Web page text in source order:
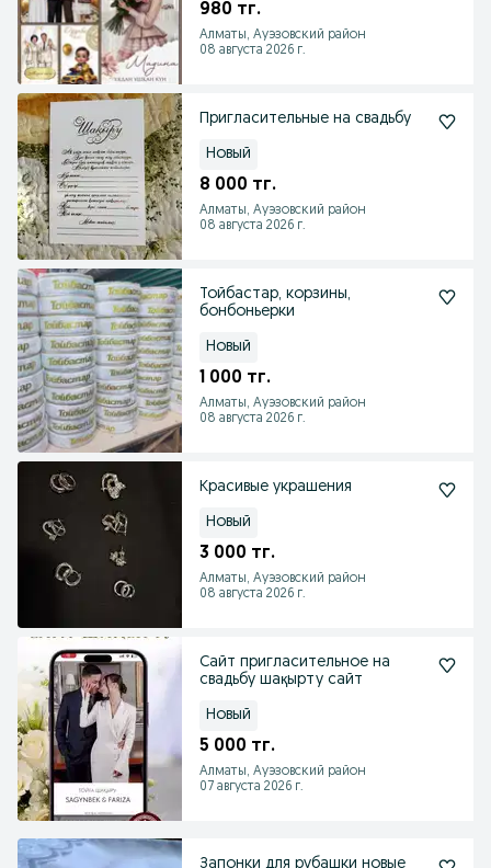
980 тг.
Алматы, Ауэзовский район
08 августа 2026 г.
Пригласительные на свадьбу
Новый
8 000 тг.
Алматы, Ауэзовский район
08 августа 2026 г.
Тойбастар, корзины,
бонбоньерки
Новый
1 000 тг.
Алматы, Ауэзовский район
08 августа 2026 г.
Красивые украшения
Новый
3 000 тг.
Алматы, Ауэзовский район
08 августа 2026 г.
Сайт пригласительное на
свадьбу шақырту сайт
Новый
5 000 тг.
Алматы, Ауэзовский район
07 августа 2026 г.
Запонки для рубашки новые